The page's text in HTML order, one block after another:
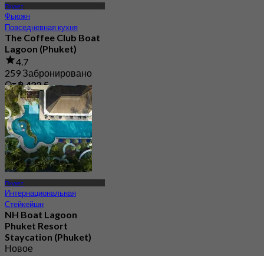
Пхукет
Фьюжн
Повседневная кухня
The Coffee Club Boat
Lagoon (Phuket)
4.7
259 Забронировано
От฿ 422.5
Пхукет
Интернациональная
Стейкейшн
NH Boat Lagoon
Phuket Resort
Staycation (Phuket)
Новое